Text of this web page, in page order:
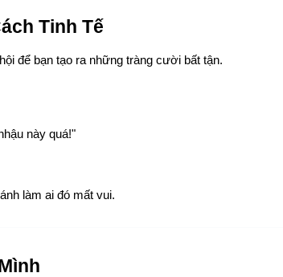
Tinh Tế
để bạn tạo ra những tràng cười bất tận.
này quá!"
làm ai đó mất vui.